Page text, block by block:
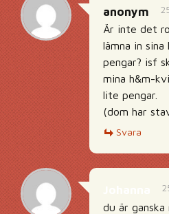
anonym
Är inte det
lämna in
pengar? isf
mina h&m-
lite pengar.
(dom har
Svara
du är ganska